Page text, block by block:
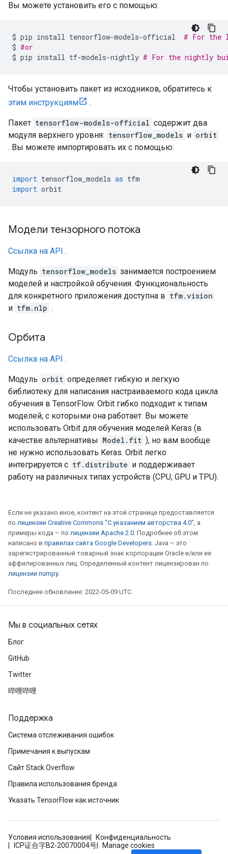
Вы можете установить его с помощью:
$ pip install tensorflow-models-official # For the
$ #or
$ pip install tf-models-nightly # For the nightly
Чтобы установить пакет из исходников, обратитесь к
этим инструкциям
.
Пакет tensorflow-models-official содержит два
модуля верхнего уровня: tensorflow_models и orbit
. Вы можете импортировать их с помощью:
import tensorflow_models as tfm
import orbit
Модели тензорного потока
Ссылка на API .
Модуль tensorflow_models занимается построением
моделей и настройкой обучения. Функциональность
для конкретного приложения доступна в tfm.vision
и tfm.nlp .
Орбита
Ссылка на API .
Модуль orbit определяет гибкую и легкую
библиотеку для написания настраиваемого кода цикла
обучения в TensorFlow. Orbit гибко подходит к типам
моделей, с которыми она работает. Вы можете
использовать Orbit для обучения моделей Keras (в
качестве альтернативы Model.fit ), но вам вообще
не нужно использовать Keras. Orbit легко
интегрируется с tf.distribute и поддерживает
работу на различных типах устройств (CPU, GPU и TPU).
Если не указано иное, контент на этой странице предоставляется
по лицензии Creative Commons "С указанием авторства 4.0", а
примеры кода – по лицензии Apache 2.0. Подробнее об этом
написано в правилах сайта Google Developers. Java – это
зарегистрированный товарный знак корпорации Oracle и/или ее
аффилированных лиц. Определенный контент лицензирован по
лицензии numpy.
Последнее обновление: 2022-05-09 UTC.
Мы в социальных сетях
Блог
GitHub
Twitter
哔哩哔哩
Поддержка
Система отслеживания ошибок
Примечания к выпускам
Сайт Stack Overflow
Правила использования бренда
Указать TensorFlow как источник
Условия использования
Конфиденциальность
ICP证合字B2-20070004号
Manage cookies